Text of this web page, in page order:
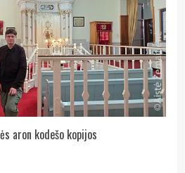
aron kodešo kopijos